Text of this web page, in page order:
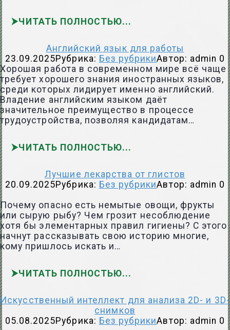
ЧИТАТЬ ПОЛНОСТЬЮ
Английский язык для работы
23.09.2025Рубрика: Без рубрикиАвтор: admin 0
Хорошая работа в современном мире всё чаще
требует хорошего знания иностранных языков,
среди которых лидирует именно английский.
Владение английским языком даёт
значительное преимущество в процессе
трудоустройства, позволяя кандидатам…
ЧИТАТЬ ПОЛНОСТЬЮ
Лучшие лекарства от глистов
20.09.2025Рубрика: Без рубрикиАвтор: admin 0
Почему опасно есть немытые овощи, фрукты
или сырую рыбу? Чем грозит несоблюдение
хотя бы элементарных правил гигиены? С этого
начнут рассказывать свою историю многие,
кому пришлось искать и…
ЧИТАТЬ ПОЛНОСТЬЮ
Искусственный интеллект для анализа 2D- и 3D-
снимков
05.08.2025Рубрика: Без рубрикиАвтор: admin 0